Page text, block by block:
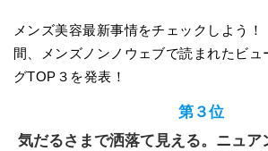
メンズ美容最新事情をチェックしよう
間、メンズノンノウェブで読まれたビュ
グTOP３を発表！
第３位
気だるさまで洒落て見える。ニュア